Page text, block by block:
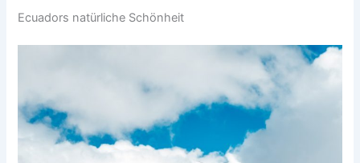
Ecuadors natürliche Schönheit